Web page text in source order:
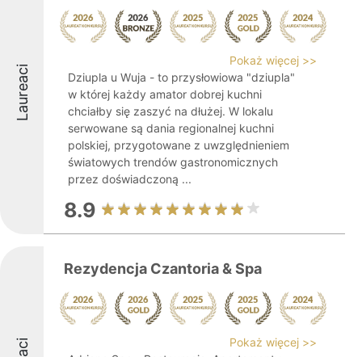
Laureaci
Pokaż więcej >>
Dziupla u Wuja - to przysłowiowa "dziupla"
w której każdy amator dobrej kuchni
chciałby się zaszyć na dłużej. W lokalu
serwowane są dania regionalnej kuchni
polskiej, przygotowane z uwzględnieniem
światowych trendów gastronomicznych
przez doświadczoną ...
8.9
Rezydencja Czantoria & Spa
Pokaż więcej >>